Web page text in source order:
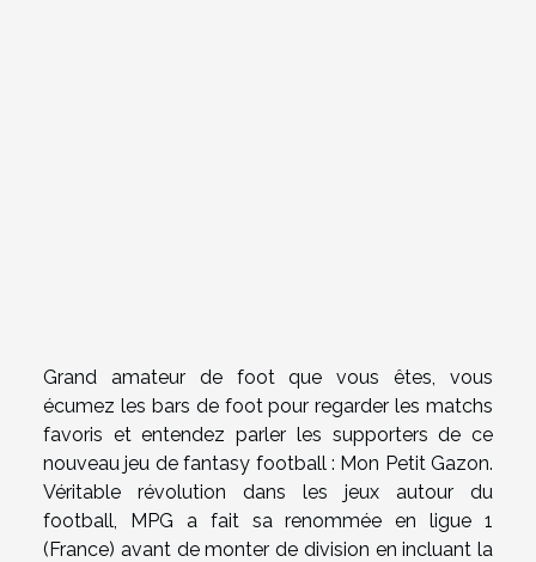
Grand amateur de foot que vous êtes, vous
écumez les bars de foot pour regarder les matchs
favoris et entendez parler les supporters de ce
nouveau jeu de fantasy football : Mon Petit Gazon.
Véritable révolution dans les jeux autour du
football, MPG a fait sa renommée en ligue 1
(France) avant de monter de division en incluant la